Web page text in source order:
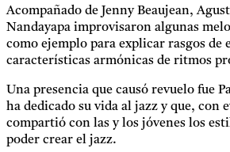
Acompañado de Jenny Beaujean,
Nandayapa improvisaron algunas
como ejemplo para explicar rasgos de
características armónicas de ritmos
Una presencia que causó revuelo fue
ha dedicado su vida al jazz y que, con
compartió con las y los jóvenes los
poder crear el jazz.